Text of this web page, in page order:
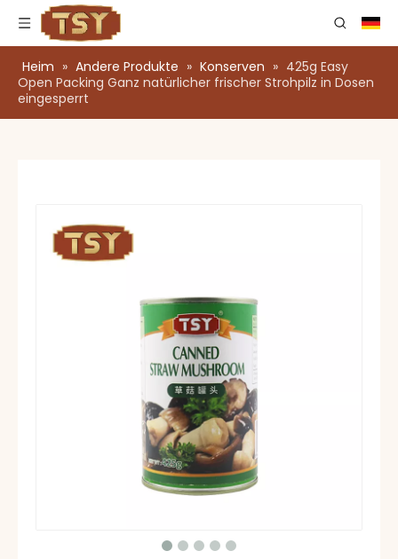
Heim » Andere Produkte » Konserven » 425g Easy
Open Packing Ganz natürlicher frischer Strohpilz in Dosen
eingesperrt